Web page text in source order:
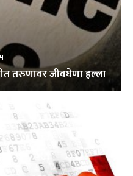
तरुणावर जीवघेणा हल्ला